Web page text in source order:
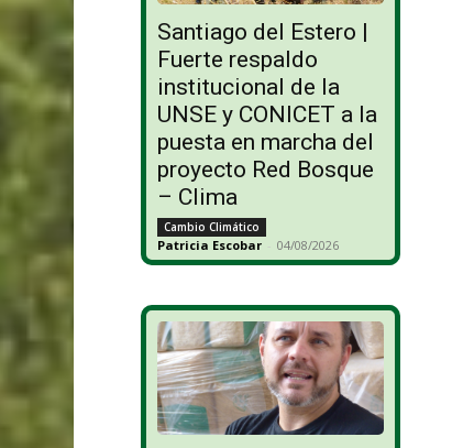
Santiago del Estero |
Fuerte respaldo
institucional de la
UNSE y CONICET a la
puesta en marcha del
proyecto Red Bosque
– Clima
Cambio Climático
Patricia Escobar - 04/08/2026